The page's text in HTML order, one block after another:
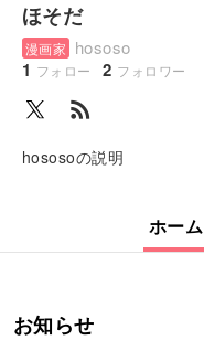
ほそだ
漫画家 hososo
1 フォロー 2 フォロワー
rss_feed
hososoの説明
ホーム
お知らせ